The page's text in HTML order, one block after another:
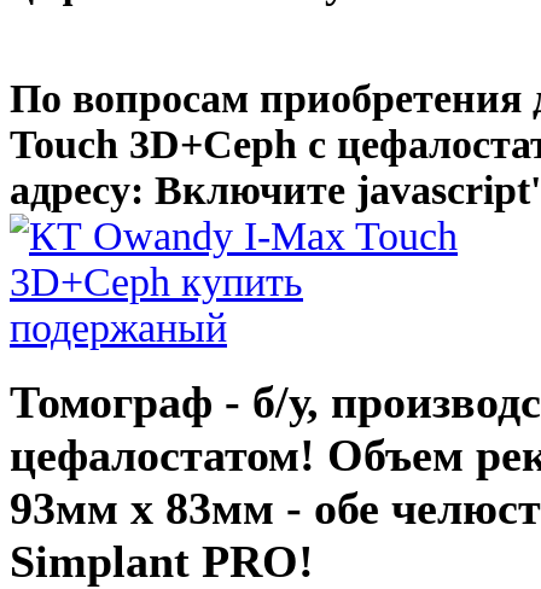
По вопросам
Touch 3D+Ceph с
адресу: Включите javascript'
Томограф - б/у,
цефалостатом! Объем
93мм х 83мм - обе
Simplant PRO!